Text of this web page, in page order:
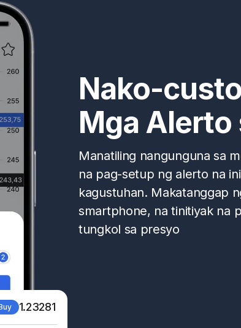
1.23281
Nako-
Mga Alerto
Manatiling nangunguna sa
na pag-setup ng alerto na
kagustuhan. Makatanggap
smartphone, na tinitiyak na
tungkol sa presyo